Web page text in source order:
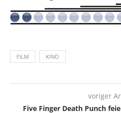
FILM KINO
voriger
Five Finger Death Punch